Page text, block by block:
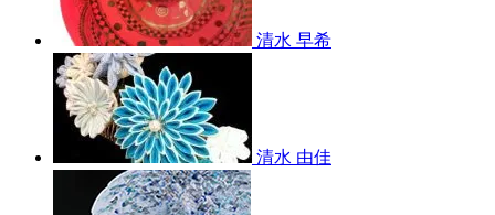
清水 早希
清水 由佳